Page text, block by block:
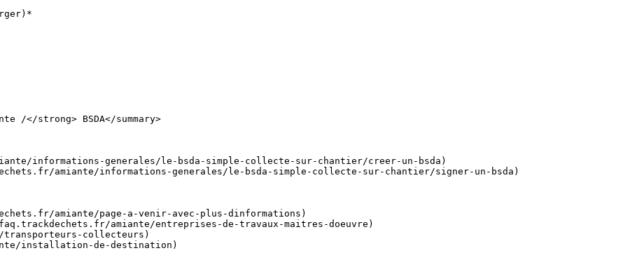
/</strong> BSDA</summary>
informations-generales/le-bsda-simple-collecte-sur-chantier/creer-un-bsda)
amiante/informations-generales/le-bsda-simple-collecte-sur-chantier/signer-un-bsda)
amiante/page-a-venir-avec-plus-dinformations)
amiante/entreprises-de-travaux-maitres-doeuvre)
collecteurs)
installation-de-destination)